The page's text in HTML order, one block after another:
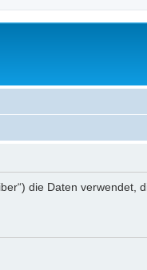
die Daten verwendet,